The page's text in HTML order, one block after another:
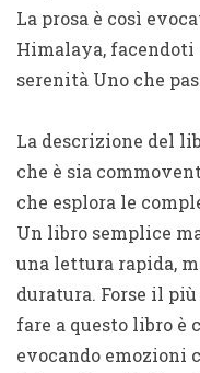
La prosa è così
Himalaya, facendoti
serenità Uno che
La descrizione del
che è sia
che esplora le
Un libro semplice
una lettura rapida,
duratura. Forse il
fare a questo libro è
evocando emozioni